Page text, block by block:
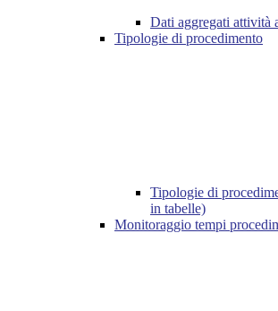
Dati aggregati attività
Tipologie di procedimento
Tipologie di
in tabelle)
Monitoraggio tempi